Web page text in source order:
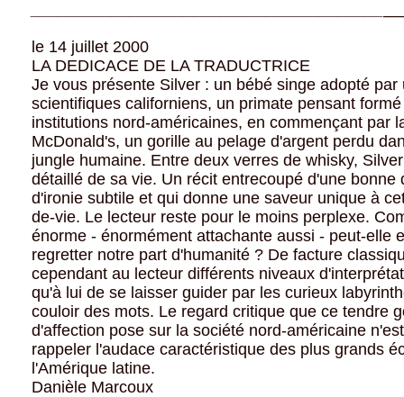
le 14 juillet 2000
LA DEDICACE DE LA TRADUCTRICE
Je vous présente Silver : un bébé singe adopté par
scientifiques californiens, un primate pensant
institutions nord-américaines, en commençant par
McDonald's, un gorille au pelage d'argent perdu
jungle humaine. Entre deux verres de whisky,
détaillé de sa vie. Un récit entrecoupé d'une bonne
d'ironie subtile et qui donne une saveur unique à
de-vie. Le lecteur reste pour le moins perplexe.
énorme - énormément attachante aussi - peut-elle
regretter notre part d'humanité ? De facture
cependant au lecteur différents niveaux
qu'à lui de se laisser guider par les curieux
couloir des mots. Le regard critique que ce tendre
d'affection pose sur la société nord-américaine
rappeler l'audace caractéristique des plus grands
l'Amérique latine.
Danièle Marcoux